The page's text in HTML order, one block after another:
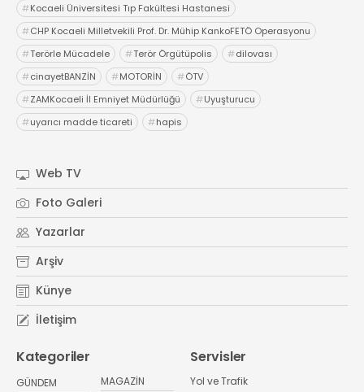
#Kocaeli Üniversitesi Tıp Fakültesi Hastanesi
#CHP Kocaeli Milletvekili Prof. Dr. Mühip KankoFETÖ Operasyonu
#Terörle Mücadele #Terör Örgütüpolis #dilovası
#cinayetBANZİN #MOTORİN #ÖTV
#ZAMKocaeli İl Emniyet Müdürlüğü #Uyuşturucu
#uyarıcı madde ticareti #hapis
Web TV
Foto Galeri
Yazarlar
Arşiv
Künye
İletişim
Kategoriler
GÜNDEM
MAGAZİN
Servisler
Yol ve Trafik